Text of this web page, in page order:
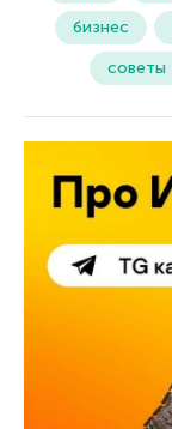
бизнес
советы